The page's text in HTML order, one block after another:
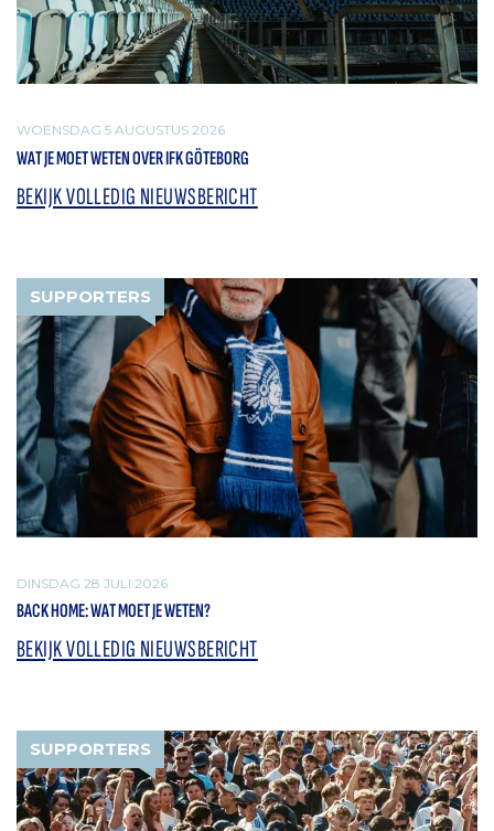
WOENSDAG 5 AUGUSTUS 2026
WAT JE MOET WETEN OVER IFK GÖTEBORG
BEKIJK VOLLEDIG NIEUWSBERICHT
SUPPORTERS
DINSDAG 28 JULI 2026
BACK HOME: WAT MOET JE WETEN?
BEKIJK VOLLEDIG NIEUWSBERICHT
SUPPORTERS